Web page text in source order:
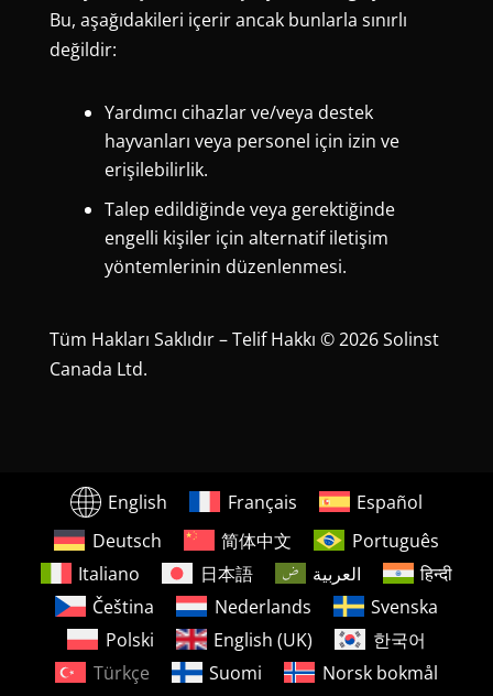
Bu, aşağıdakileri içerir ancak bunlarla sınırlı
değildir:
Yardımcı cihazlar ve/veya destek
hayvanları veya personel için izin ve
erişilebilirlik.
Talep edildiğinde veya gerektiğinde
engelli kişiler için alternatif iletişim
yöntemlerinin düzenlenmesi.
Tüm Hakları Saklıdır – Telif Hakkı © 2026 Solinst
Canada Ltd.
English Français
Español
Deutsch
简体中文
Português
Italiano
日本語 العربية
हिन्दी
Čeština
Nederlands
Svenska
Polski
English (UK)
한국어
Türkçe
Suomi Norsk bokmål